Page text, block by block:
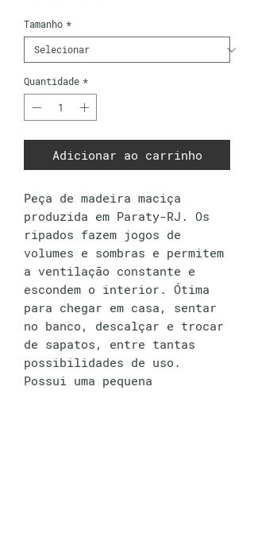
Tamanho *
Quantidade *
Adicionar ao carrinho
Peça de madeira maciça
produzida em Paraty-RJ. Os
ripados fazem jogos de
volumes e sombras e permitem
a ventilação constante e
escondem o interior. Ótima
para chegar em casa, sentar
no banco, descalçar e trocar
de sapatos, entre tantas
possibilidades de uso.
Possui uma pequena